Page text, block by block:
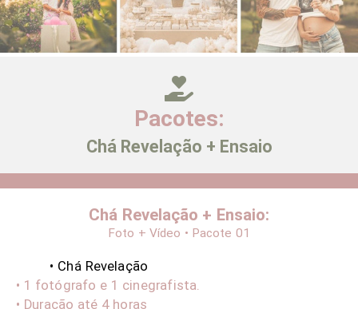
Pacotes:
Chá Revelação + Ensaio
Chá Revelação + Ensaio:
Foto + Vídeo • Pacote 01
• Chá Revelação
• 1 fotógrafo e 1 cinegrafista.
• Duração até 4 horas